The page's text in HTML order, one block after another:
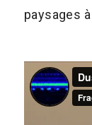
paysages